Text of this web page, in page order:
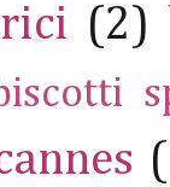
(2)